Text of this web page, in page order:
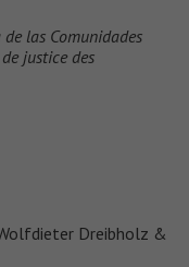
las Comunidades
justice des
Dreibholz &